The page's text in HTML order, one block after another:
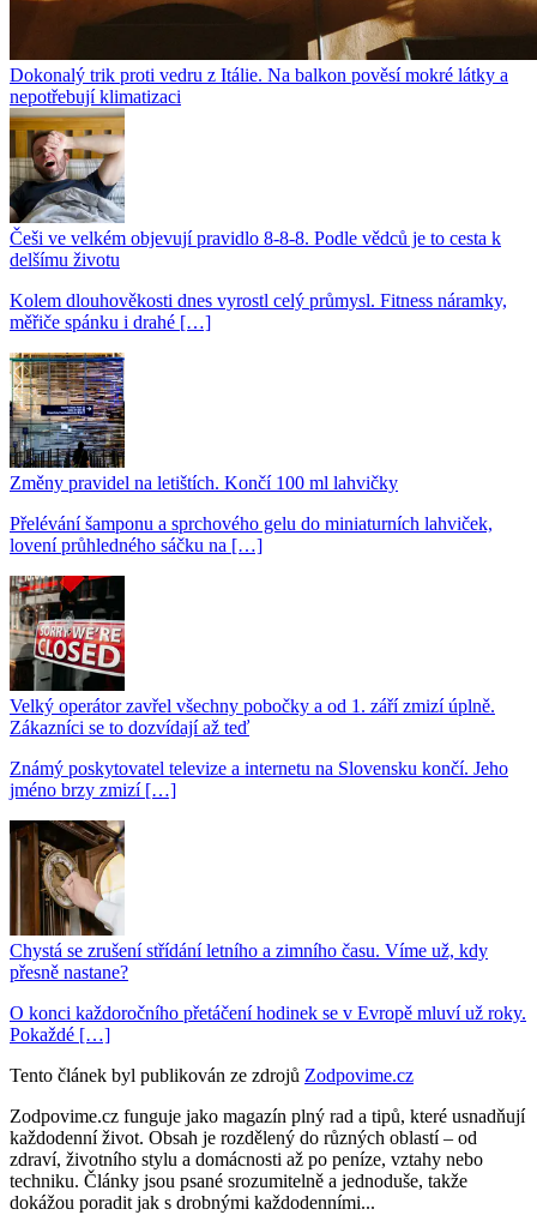
Dokonalý trik proti vedru z Itálie. Na balkon pověsí mokré látky a
nepotřebují klimatizaci
Češi ve velkém objevují pravidlo 8-8-8. Podle vědců je to cesta k
delšímu životu
Kolem dlouhověkosti dnes vyrostl celý průmysl. Fitness náramky,
měřiče spánku i drahé […]
Změny pravidel na letištích. Končí 100 ml lahvičky
Přelévání šamponu a sprchového gelu do miniaturních lahviček,
lovení průhledného sáčku na […]
Velký operátor zavřel všechny pobočky a od 1. září zmizí úplně.
Zákazníci se to dozvídají až teď
Známý poskytovatel televize a internetu na Slovensku končí. Jeho
jméno brzy zmizí […]
Chystá se zrušení střídání letního a zimního času. Víme už, kdy
přesně nastane?
O konci každoročního přetáčení hodinek se v Evropě mluví už roky.
Pokaždé […]
Tento článek byl publikován ze zdrojů Zodpovime.cz
Zodpovime.cz funguje jako magazín plný rad a tipů, které usnadňují
každodenní život. Obsah je rozdělený do různých oblastí – od
zdraví, životního stylu a domácnosti až po peníze, vztahy nebo
techniku. Články jsou psané srozumitelně a jednoduše, takže
dokážou poradit jak s drobnými každodenními...